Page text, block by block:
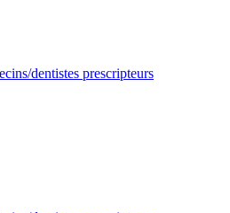
dentistes prescripteurs